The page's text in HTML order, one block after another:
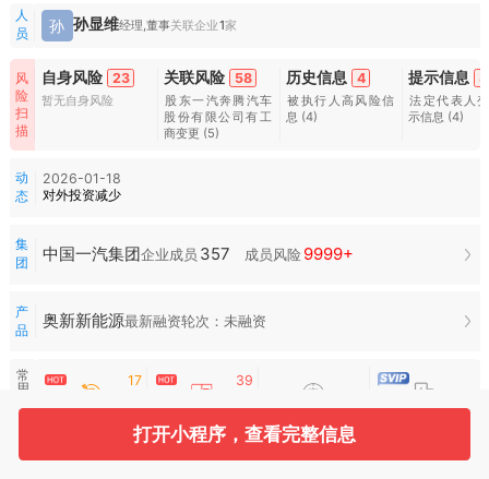
人
员
孙 孙显维经理,董事关联企业1家
风
险
扫
描
自身风险 23
暂无自身风险
关联风险 58
股东一汽奔腾汽车
股份有限公司有工
商变更 (5)
历史信息 4
被执行人高风险信
息 (4)
提示信息
法定代表人
示信息 (4)
动
态
2026-01-18
对外投资减少
集
团
中国一汽集团企业成员 357 成员风险 9999+
产
品
奥新新能源最新融资轮次：未融资
常
用
务
17
招投标
39
司法案件 空壳扫描 合作风险
水
打开小程序，查看完整信息